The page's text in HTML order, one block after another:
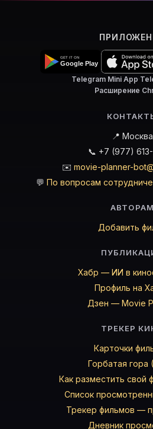
Telegram Mini App·
Расширение
📍 Москва
📞 +7 (977)
✉️ movie-planner-
💬 По вопросам
АВТОРАМ
Добавить
Хабр — ИИ в
Профиль на
Дзен — Movie
ТРЕКЕР
Карточки
Горбатая гора
Как разместить свой
Список
Трекер фильмов —
Дневник